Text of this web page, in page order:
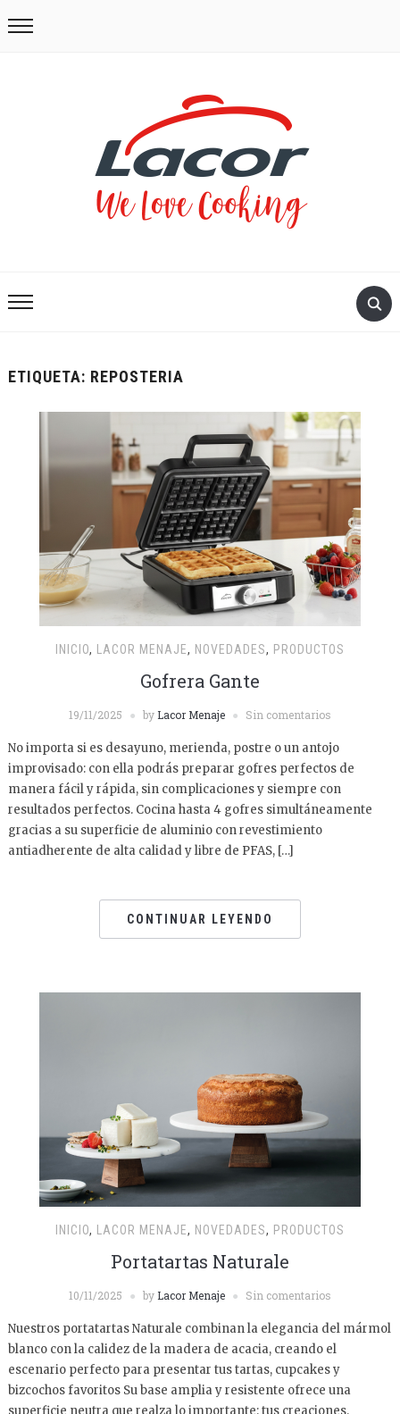
ETIQUETA: REPOSTERIA
INICIO, LACOR MENAJE, NOVEDADES, PRODUCTOS
Gofrera Gante
19/11/2025 by Lacor Menaje Sin comentarios
No importa si es desayuno, merienda, postre o un antojo
improvisado: con ella podrás preparar gofres perfectos de
manera fácil y rápida, sin complicaciones y siempre con
resultados perfectos. Cocina hasta 4 gofres simultáneamente
gracias a su superficie de aluminio con revestimiento
antiadherente de alta calidad y libre de PFAS, […]
CONTINUAR LEYENDO
INICIO, LACOR MENAJE, NOVEDADES, PRODUCTOS
Portatartas Naturale
10/11/2025 by Lacor Menaje Sin comentarios
Nuestros portatartas Naturale combinan la elegancia del mármol
blanco con la calidez de la madera de acacia, creando el
escenario perfecto para presentar tus tartas, cupcakes y
bizcochos favoritos Su base amplia y resistente ofrece una
superficie neutra que realza lo importante: tus creaciones.